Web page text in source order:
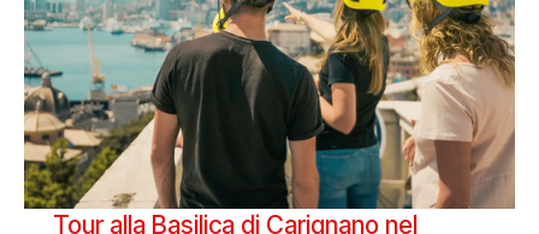
Tour alla Basilica di Carignano nel